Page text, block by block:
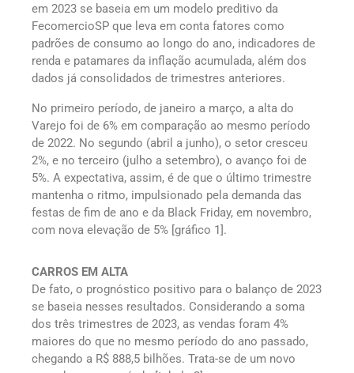
em 2023 se baseia em um modelo preditivo da
FecomercioSP que leva em conta fatores como
padrões de consumo ao longo do ano, indicadores de
renda e patamares da inflação acumulada, além dos
dados já consolidados de trimestres anteriores.
No primeiro período, de janeiro a março, a alta do
Varejo foi de 6% em comparação ao mesmo período
de 2022. No segundo (abril a junho), o setor cresceu
2%, e no terceiro (julho a setembro), o avanço foi de
5%. A expectativa, assim, é de que o último trimestre
mantenha o ritmo, impulsionado pela demanda das
festas de fim de ano e da Black Friday, em novembro,
com nova elevação de 5% [gráfico 1].
CARROS EM ALTA
De fato, o prognóstico positivo para o balanço de 2023
se baseia nesses resultados. Considerando a soma
dos três trimestres de 2023, as vendas foram 4%
maiores do que no mesmo período do ano passado,
chegando a R$ 888,5 bilhões. Trata-se de um novo